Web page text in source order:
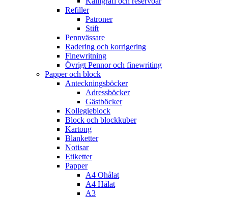
Refiller
Patroner
Stift
Pennvässare
Radering och korrigering
Finewritning
Övrigt Pennor och finewriting
Papper och block
Anteckningsböcker
Adressböcker
Gästböcker
Kollegieblock
Block och blockkuber
Kartong
Blanketter
Notisar
Etiketter
Papper
A4 Ohålat
A4 Hålat
A3